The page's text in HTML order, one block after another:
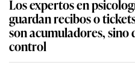
Los expertos en
guardan recibos o
son acumuladores, sino
control